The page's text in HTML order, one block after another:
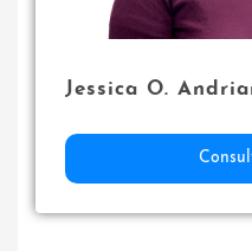
Jessica O.